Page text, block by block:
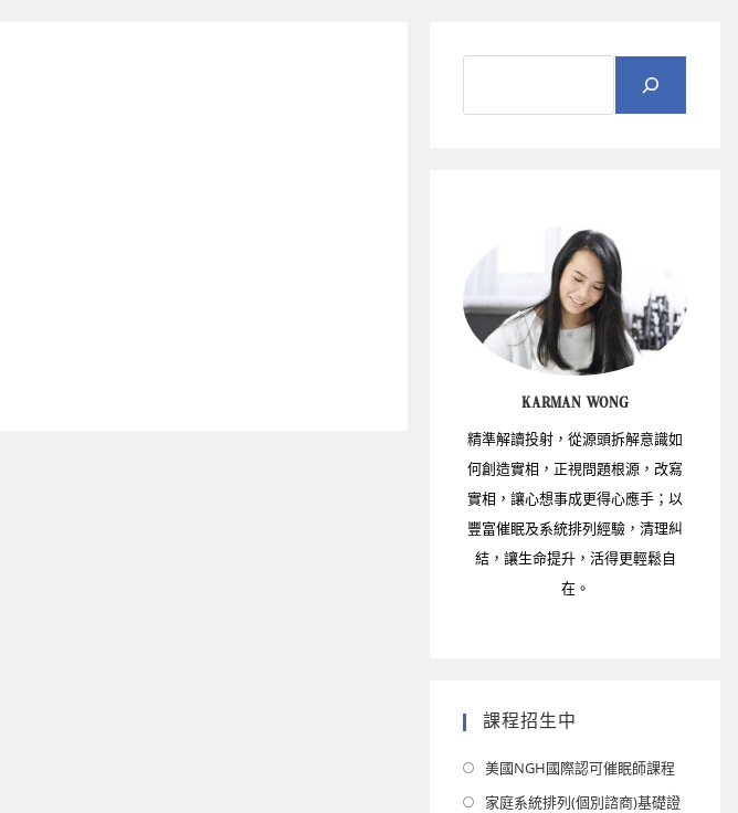
KARMAN WONG
精準解讀投射，從源頭拆解意識如
何創造實相，正視問題根源，改寫
實相，讓心想事成更得心應手；以
豐富催眠及系統排列經驗，清理糾
結，讓生命提升，活得更輕鬆自
在。
課程招生中
美國NGH國際認可催眠師課程
家庭系統排列(個別諮商)基礎證